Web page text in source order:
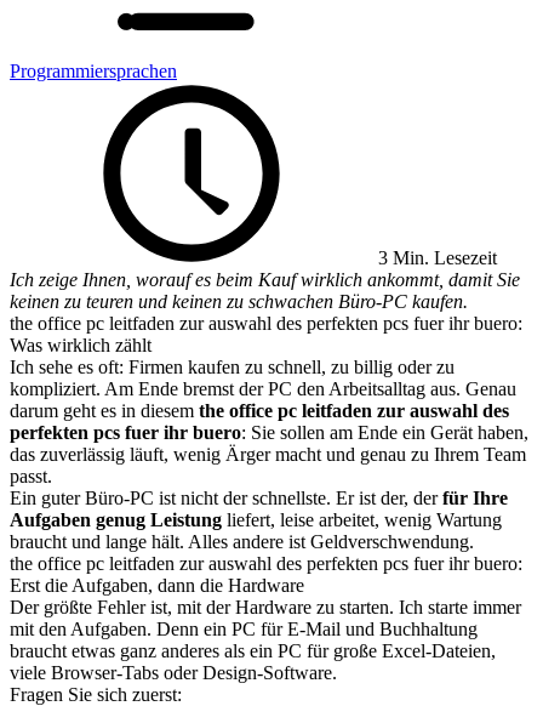
Programmiersprachen
3 Min. Lesezeit
Ich zeige Ihnen, worauf es beim Kauf wirklich ankommt, damit Sie
keinen zu teuren und keinen zu schwachen Büro-PC kaufen.
the office pc leitfaden zur auswahl des perfekten pcs fuer ihr buero:
Was wirklich zählt
Ich sehe es oft: Firmen kaufen zu schnell, zu billig oder zu
kompliziert. Am Ende bremst der PC den Arbeitsalltag aus. Genau
darum geht es in diesem the office pc leitfaden zur auswahl des
perfekten pcs fuer ihr buero: Sie sollen am Ende ein Gerät haben,
das zuverlässig läuft, wenig Ärger macht und genau zu Ihrem Team
passt.
Ein guter Büro-PC ist nicht der schnellste. Er ist der, derfür Ihre
Aufgaben genug Leistung liefert, leise arbeitet, wenig Wartung
braucht und lange hält. Alles andere ist Geldverschwendung.
the office pc leitfaden zur auswahl des perfekten pcs fuer ihr buero:
Erst die Aufgaben, dann die Hardware
Der größte Fehler ist, mit der Hardware zu starten. Ich starte immer
mit den Aufgaben. Denn ein PC für E-Mail und Buchhaltung
braucht etwas ganz anderes als ein PC für große Excel-Dateien,
viele Browser-Tabs oder Design-Software.
Fragen Sie sich zuerst: